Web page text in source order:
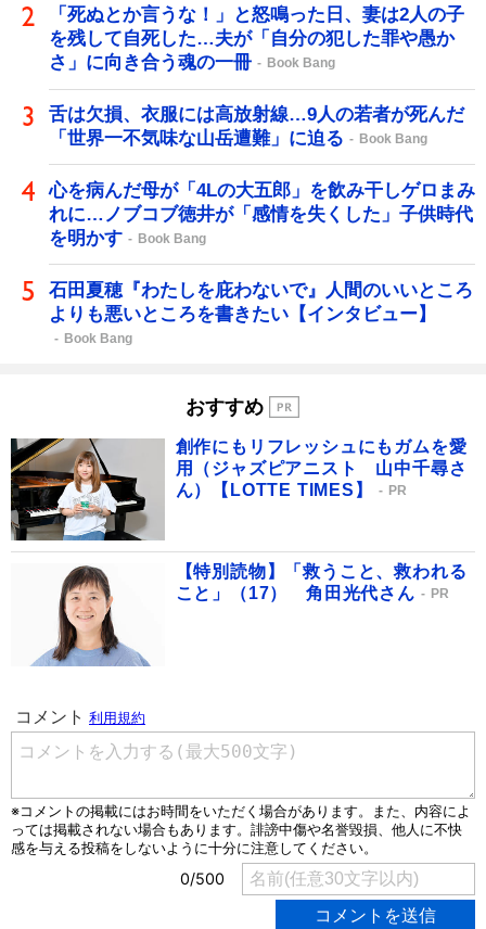
「死ぬとか言うな！」と怒鳴った日、妻は2人の子
を残して自死した…夫が「自分の犯した罪や愚か
さ」に向き合う魂の一冊
Book Bang
舌は欠損、衣服には高放射線…9人の若者が死んだ
「世界一不気味な山岳遭難」に迫る
Book Bang
心を病んだ母が「4Lの大五郎」を飲み干しゲロまみ
れに…ノブコブ徳井が「感情を失くした」子供時代
を明かす
Book Bang
石田夏穂『わたしを庇わないで』人間のいいところ
よりも悪いところを書きたい【インタビュー】
Book Bang
おすすめ
創作にもリフレッシュにもガムを愛
用（ジャズピアニスト 山中千尋さ
ん）【LOTTE TIMES】
PR
【特別読物】「救うこと、救われる
こと」（17） 角田光代さん
PR